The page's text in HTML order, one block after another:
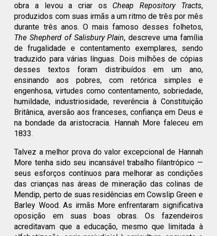
obra a levou a criar os Cheap Repository Tracts,
produzidos com suas irmãs a um ritmo de três por mês
durante três anos. O mais famoso desses folhetos,
The Shepherd of Salisbury Plain, descreve uma família
de frugalidade e contentamento exemplares, sendo
traduzido para várias línguas. Dois milhões de cópias
desses textos foram distribuídos em um ano,
ensinando aos pobres, com retórica simples e
engenhosa, virtudes como contentamento, sobriedade,
humildade, industriosidade, reverência à Constituição
Britânica, aversão aos franceses, confiança em Deus e
na bondade da aristocracia. Hannah More faleceu em
1833.
Talvez a melhor prova do valor excepcional de Hannah
More tenha sido seu incansável trabalho filantrópico —
seus esforços contínuos para melhorar as condições
das crianças nas áreas de mineração das colinas de
Mendip, perto de suas residências em Cowslip Green e
Barley Wood. As irmãs More enfrentaram significativa
oposição em suas boas obras. Os fazendeiros
acreditavam que a educação, mesmo que limitada à